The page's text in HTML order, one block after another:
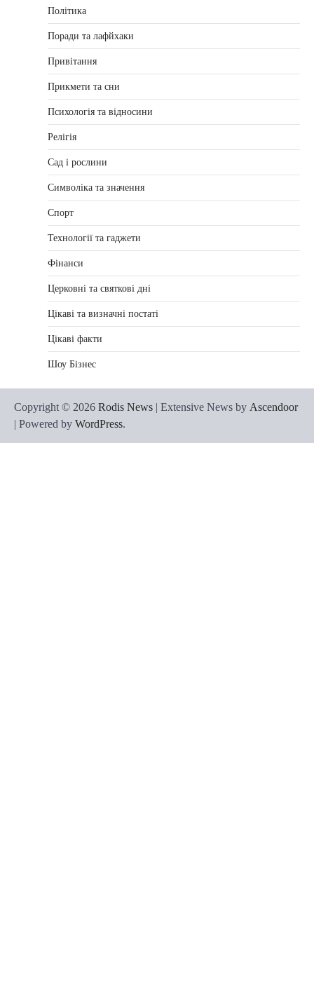
Політика
Поради та лафйхаки
Привітання
Прикмети та сни
Психологія та відносини
Релігія
Сад і рослини
Символіка та значення
Спорт
Технології та гаджети
Фінанси
Церковні та святкові дні
Цікаві та визначні постаті
Цікаві факти
Шоу Бізнес
Copyright © 2026 Rodis News | Extensive News by Ascendoor
| Powered by WordPress.